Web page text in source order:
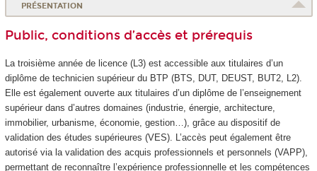
PRÉSENTATION
Public, conditions d’accès et prérequis
La troisième année de licence (L3) est accessible aux titulaires d’un
diplôme de technicien supérieur du BTP (BTS, DUT, DEUST, BUT2, L2).
Elle est également ouverte aux titulaires d’un diplôme de l’enseignement
supérieur dans d’autres domaines (industrie, énergie, architecture,
immobilier, urbanisme, économie, gestion…), grâce au dispositif de
validation des études supérieures (VES). L’accès peut également être
autorisé via la validation des acquis professionnels et personnels (VAPP),
permettant de reconnaître l’expérience professionnelle et les compétences